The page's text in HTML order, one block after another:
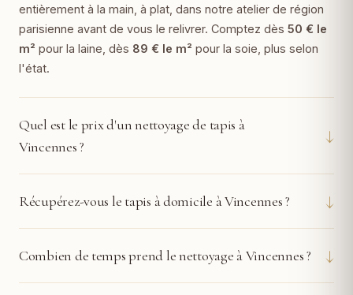
entièrement à la main, à plat, dans notre atelier de région
parisienne avant de vous le relivrer. Comptez dès 50 € le
m² pour la laine, dès 89 € le m² pour la soie, plus selon
l'état.
Quel est le prix d'un nettoyage de tapis à
Vincennes ?
↓
Récupérez-vous le tapis à domicile à Vincennes ? ↓
Combien de temps prend le nettoyage à Vincennes ? ↓